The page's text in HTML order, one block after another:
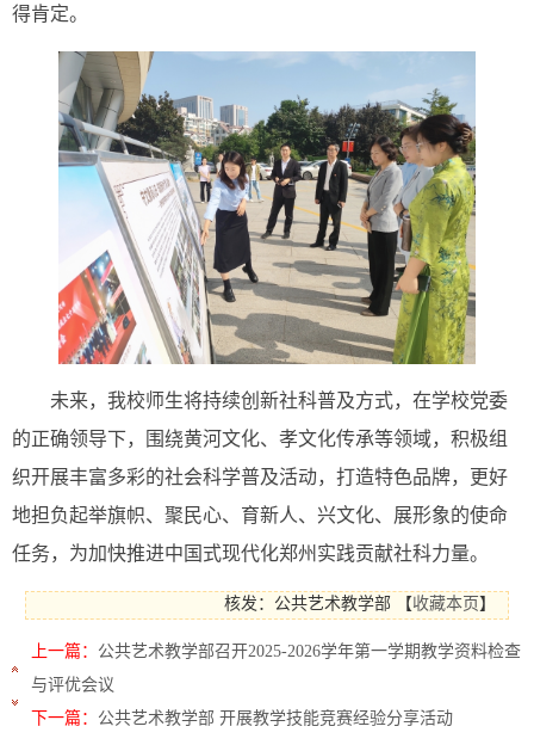
得肯定。
未来，我校师生将持续创新社科普及方式，在学校党委
的正确领导下，围绕黄河文化、孝文化传承等领域，积极组
织开展丰富多彩的社会科学普及活动，打造特色品牌，更好
地担负起举旗帜、聚民心、育新人、兴文化、展形象的使命
任务，为加快推进中国式现代化郑州实践贡献社科力量。
核发：公共艺术教学部 【收藏本页 】
上一篇： 公共艺术教学部召开2025-2026学年第一学期教学资料检查
与评优会议
下一篇： 公共艺术教学部 开展教学技能竞赛经验分享活动